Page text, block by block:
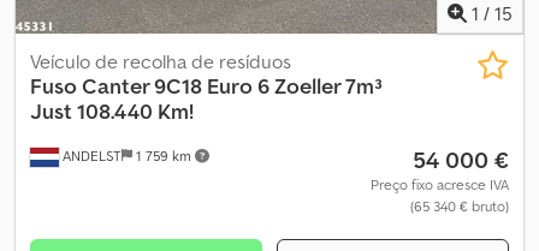
1 / 15
ANDELST 1 759 km
Veículo de recolha de resíduos
FusoCanter 9C18 Euro 6 Zoeller 7m³
Just 108.440 Km!
54 000 €
Preço fixo acresce IVA
(65 340 € bruto)